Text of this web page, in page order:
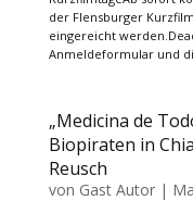
der Flensburger
eingereicht
Anmeldeformular und
„Medicina de
Biopiraten in
Reusch
von Gast Autor|